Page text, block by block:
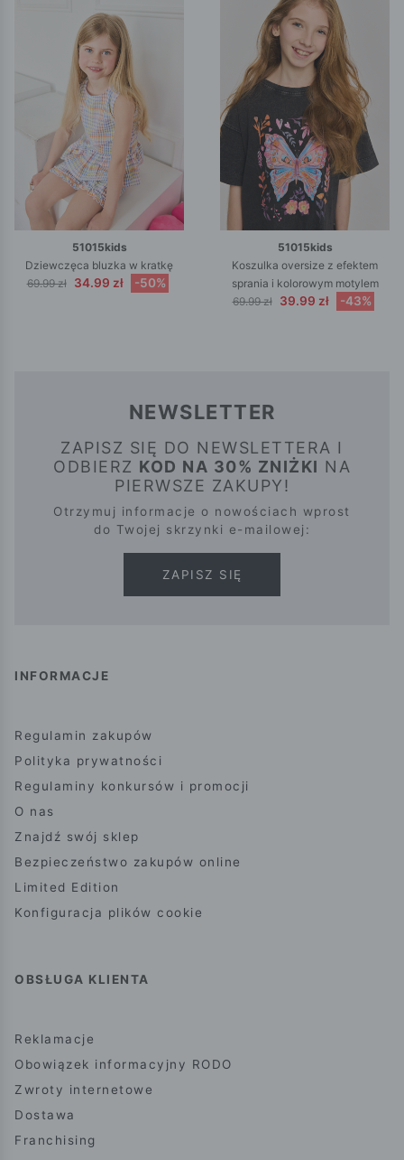
51015kids
Dziewczęca bluzka w kratkę
69.99 zł
34.99 zł -50%
51015kids
Koszulka oversize z efektem
sprania i kolorowym motylem
69.99 zł
39.99 zł -43%
NEWSLETTER
ZAPISZ SIĘ DO NEWSLETTERA I
ODBIERZ KOD NA 30% ZNIŻKI NA
PIERWSZE ZAKUPY!
Otrzymuj informacje o nowościach wprost
do Twojej skrzynki e-mailowej:
ZAPISZ SIĘ
INFORMACJE
Regulamin zakupów
Polityka prywatności
Regulaminy konkursów i promocji
O nas
Znajdź swój sklep
Bezpieczeństwo zakupów online
Limited Edition
Konfiguracja plików cookie
OBSŁUGA KLIENTA
Reklamacje
Obowiązek informacyjny RODO
Zwroty internetowe
Dostawa
Franchising